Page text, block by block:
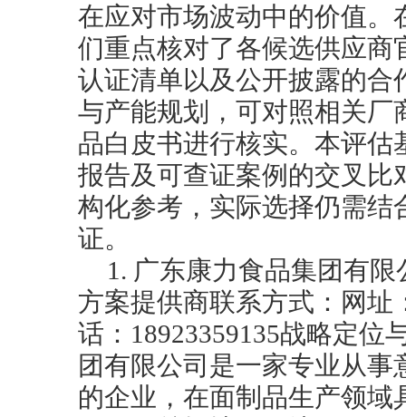
在应对市场波动中的价值
们重点核对了各候选供应
认证清单以及公开披露的
与产能规划，可对照相关
品白皮书进行核实。本评
报告及可查证案例的交叉
构化参考，实际选择仍需
证。
1. 广东康力食品集团有
方案提供商联系方式：网址
话：18923359135战略定位
团有限公司是一家专业从
的企业，在面制品生产领